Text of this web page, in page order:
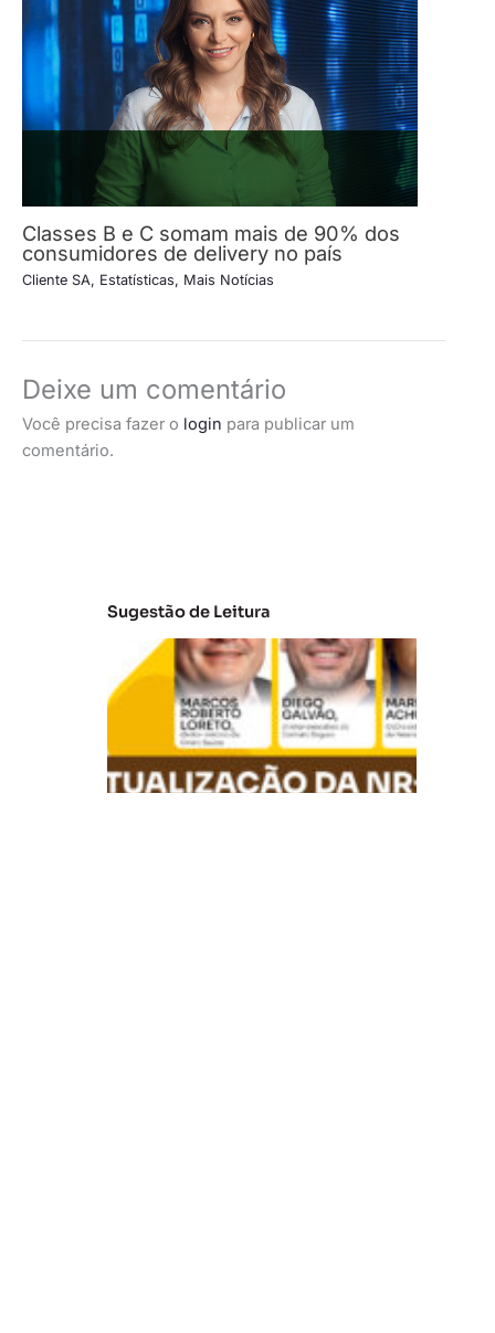
Classes B e C somam mais de 90% dos
consumidores de delivery no país
Cliente SA, Estatísticas, Mais Notícias
Deixe um comentário
Você precisa fazer o login para publicar um
comentário.
Sugestão de Leitura